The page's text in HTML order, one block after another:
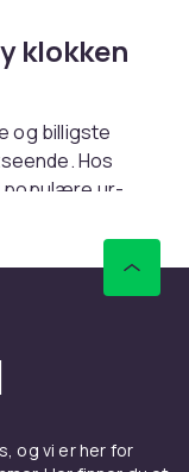
klokken
og billigste
Hos
populære ur-
De
riktig
og vi er her for